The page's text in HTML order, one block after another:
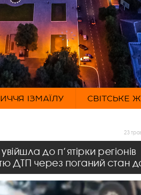
ІЗМАЇЛУ СВІТСЬКЕ
23
до п’ятірки регіонів
ДТП через поганий стан